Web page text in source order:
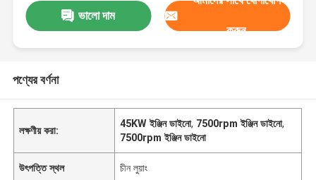
ভালো দাম
করুন
পণ্যের বর্ণনা
লক্ষণীয় করা:
45KW ইঞ্জিন ডাইনো, 7500rpm ইঞ্জিন ডাইনো,
7500rpm ইঞ্জিন ডাইনো
উৎপত্তি স্থল চীন লুয়াং